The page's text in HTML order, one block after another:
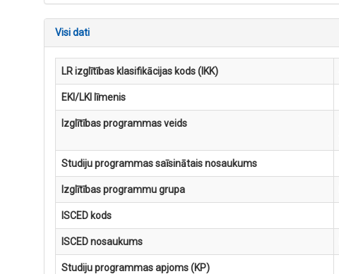
Visi dati
LR izglītības klasifikācijas kods (IKK)
EKI/LKI līmenis
Izglītības programmas veids
Studiju programmas saīsinātais nosaukums
Izglītības programmu grupa
ISCED kods
ISCED nosaukums
Studiju programmas apjoms (KP)